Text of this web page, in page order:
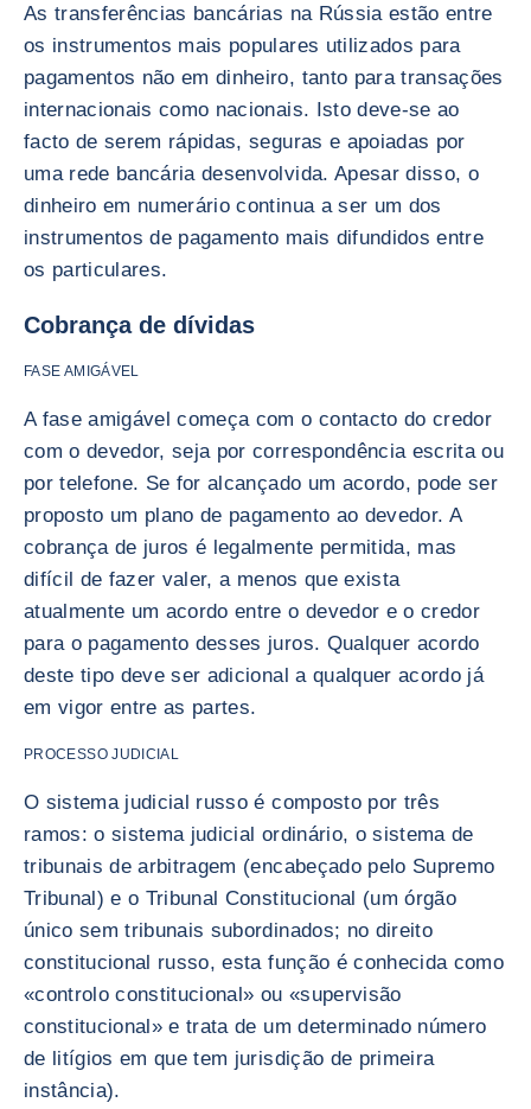
As transferências bancárias na Rússia estão entre
os instrumentos mais populares utilizados para
pagamentos não em dinheiro, tanto para transações
internacionais como nacionais. Isto deve-se ao
facto de serem rápidas, seguras e apoiadas por
uma rede bancária desenvolvida. Apesar disso, o
dinheiro em numerário continua a ser um dos
instrumentos de pagamento mais difundidos entre
os particulares.
Cobrança de dívidas
FASE AMIGÁVEL
A fase amigável começa com o contacto do credor
com o devedor, seja por correspondência escrita ou
por telefone. Se for alcançado um acordo, pode ser
proposto um plano de pagamento ao devedor. A
cobrança de juros é legalmente permitida, mas
difícil de fazer valer, a menos que exista
atualmente um acordo entre o devedor e o credor
para o pagamento desses juros. Qualquer acordo
deste tipo deve ser adicional a qualquer acordo já
em vigor entre as partes.
PROCESSO JUDICIAL
O sistema judicial russo é composto por três
ramos: o sistema judicial ordinário, o sistema de
tribunais de arbitragem (encabeçado pelo Supremo
Tribunal) e o Tribunal Constitucional (um órgão
único sem tribunais subordinados; no direito
constitucional russo, esta função é conhecida como
«controlo constitucional» ou «supervisão
constitucional» e trata de um determinado número
de litígios em que tem jurisdição de primeira
instância).